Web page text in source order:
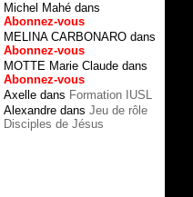
Michel Mahé dans
Abonnez-vous
MELINA CARBONARO dans
Abonnez-vous
MOTTE Marie Claude dans
Abonnez-vous
Axelle dans Formation IUSL
Alexandre dans Jeu de rôle
Disciples de Jésus